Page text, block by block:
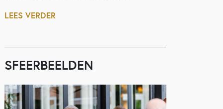
LEES VERDER
SFEERBEELDEN